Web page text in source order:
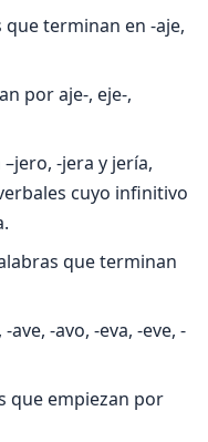
que terminan en -aje,
por aje-, eje-,
-jera y jería,
cuyo infinitivo
que terminan
-avo, -eva, -eve, -
que empiezan por